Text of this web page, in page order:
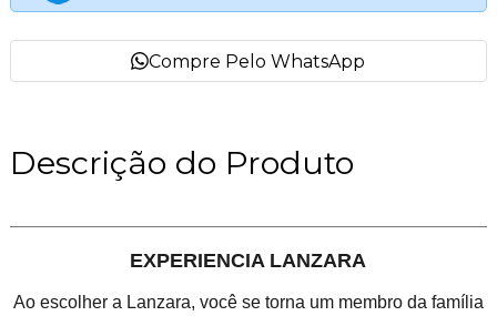
Compre Pelo WhatsApp
Descrição do Produto
EXPERIENCIA LANZARA
Ao escolher a Lanzara, você se torna um membro da família